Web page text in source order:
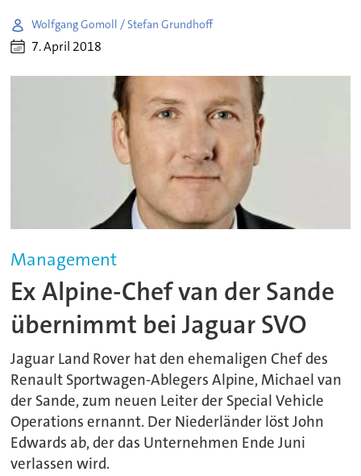
Wolfgang Gomoll / Stefan Grundhoff
7. April 2018
Management
Ex Alpine-Chef van der Sande
übernimmt bei Jaguar SVO
Jaguar Land Rover hat den ehemaligen Chef des
Renault Sportwagen-Ablegers Alpine, Michael van
der Sande, zum neuen Leiter der Special Vehicle
Operations ernannt. Der Niederländer löst John
Edwards ab, der das Unternehmen Ende Juni
verlassen wird.